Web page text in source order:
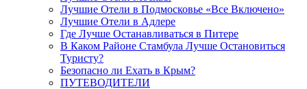
Лучшие Отели в Подмосковье «Все Включено»
Лучшие Отели в Адлере
Где Лучше Останавливаться в Питере
В Каком Районе Стамбула Лучше Остановиться
Туристу?
Безопасно ли Ехать в Крым?
ПУТЕВОДИТЕЛИ